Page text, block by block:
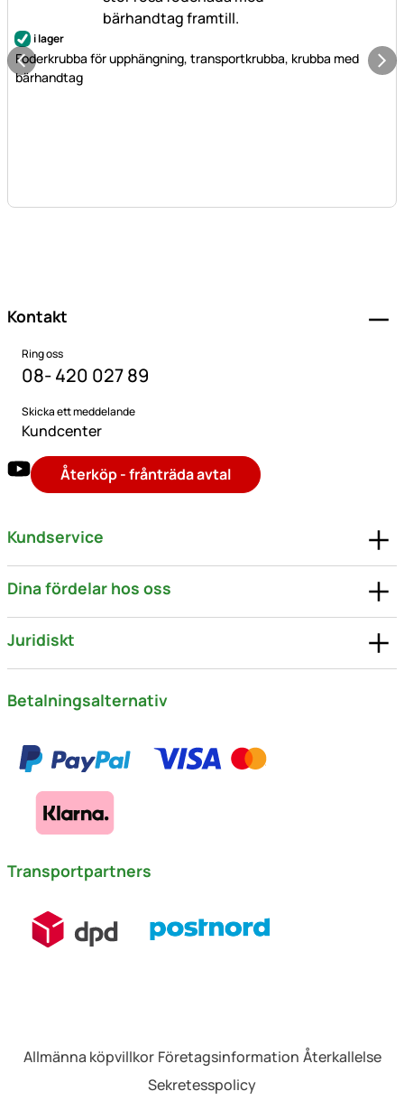
i lager
Foderkrubba för upphängning, transportkrubba, krubba med
bärhandtag
Kontakt
Ring oss
08- 420 027 89
Skicka ett meddelande
Kundcenter
Återköp - frånträda avtal
Kundservice
Dina fördelar hos oss
Juridiskt
Betalningsalternativ
Transportpartners
Allmänna köpvillkor Företagsinformation Återkallelse
Sekretesspolicy